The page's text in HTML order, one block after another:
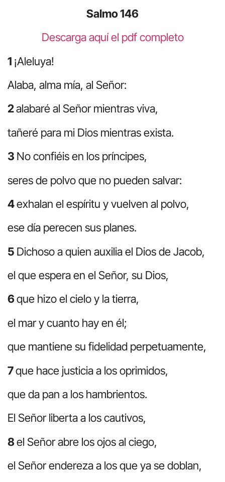
Salmo 146
Descarga aquí el pdf completo
1 ¡Aleluya!
Alaba, alma mía, al Señor:
2alabaré al Señor mientras viva,
tañeré para mi Dios mientras exista.
3 No confiéis en los príncipes,
seres de polvo que no pueden salvar:
4exhalan el espíritu y vuelven al polvo,
ese día perecen sus planes.
5 Dichoso a quien auxilia el Dios de Jacob,
el que espera en el Señor, su Dios,
6que hizo el cielo y la tierra,
el mar y cuanto hay en él;
que mantiene su fidelidad perpetuamente,
7que hace justicia a los oprimidos,
que da pan a los hambrientos.
El Señor liberta a los cautivos,
8el Señor abre los ojos al ciego,
el Señor endereza a los que ya se doblan,